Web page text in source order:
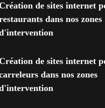
Création de sites internet
dans nos zones
Création de sites internet
dans nos zones